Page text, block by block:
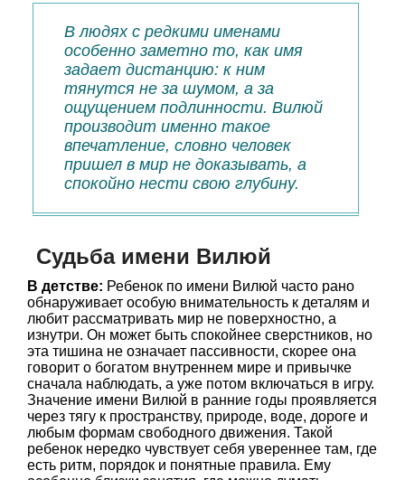
В людях с редкими именами
особенно заметно то, как имя
задает дистанцию: к ним
тянутся не за шумом, а за
ощущением подлинности. Вилюй
производит именно такое
впечатление, словно человек
пришел в мир не доказывать, а
спокойно нести свою глубину.
Судьба имени Вилюй
В детстве: Ребенок по имени Вилюй часто рано
обнаруживает особую внимательность к деталям и
любит рассматривать мир не поверхностно, а
изнутри. Он может быть спокойнее сверстников, но
эта тишина не означает пассивности, скорее она
говорит о богатом внутреннем мире и привычке
сначала наблюдать, а уже потом включаться в игру.
Значение имени Вилюй в ранние годы проявляется
через тягу к пространству, природе, воде, дороге и
любым формам свободного движения. Такой
ребенок нередко чувствует себя увереннее там, где
есть ритм, порядок и понятные правила. Ему